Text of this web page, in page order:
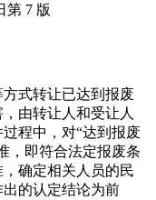
第 7 版
式转让已达到报废
由转让人和受让人
程中，对“达到报废
，即符合法定报废条
确定相关人员的民
的认定结论为前